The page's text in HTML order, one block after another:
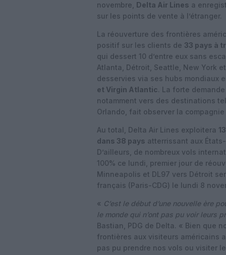
novembre, Delta Air Lines a
sur les points de vente à l’étranger.
La réouverture des frontières
positif sur les clients de 33 pays à
qui dessert 10 d’entre eux sans
Atlanta, Détroit, Seattle, New York
desservies via ses hubs mondiaux
et Virgin Atlantic. La forte
notamment vers des destinations
Orlando, fait observer la compagnie
Au total, Delta Air Lines exploitera
dans 38 pays atterrissant aux
D’ailleurs, de nombreux vols
100% ce lundi, premier jour de
Minneapolis et DL97 vers Détroit
français (Paris-CDG) le lundi 8
« C’est le début d’une nouvelle ère
le monde qui n’ont pas pu voir leurs
Bastian, PDG de Delta. « Bien que
frontières aux visiteurs américains
pas pu prendre nos vols ou visiter